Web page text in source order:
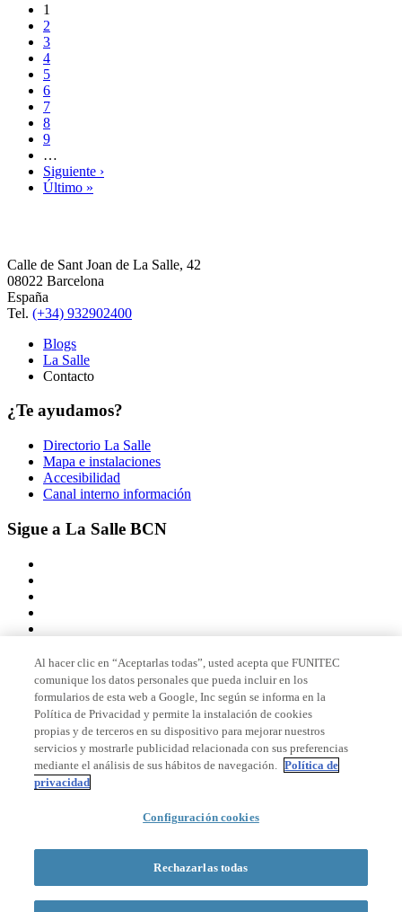
1
2
3
4
5
6
7
8
9
…
Siguiente ›
Último »
Calle de Sant Joan de La Salle, 42
08022 Barcelona
España
Tel. (+34) 932902400
Blogs
La Salle
Contacto
¿Te ayudamos?
Directorio La Salle
Mapa e instalaciones
Accesibilidad
Canal interno información
Sigue a La Salle BCN
Miembro de
Acreditaciones
© 2026 La Salle Campus Barcelona - URL |
Formulario de búsqueda
Al hacer clic en “Aceptarlas todas”, usted acepta que FUNITEC
comunique los datos personales que pueda incluir en los
formularios de esta web a Google, Inc según se informa en la
Política de Privacidad y permite la instalación de cookies
propias y de terceros en su dispositivo para mejorar nuestros
servicios y mostrarle publicidad relacionada con sus preferencias
mediante el análisis de sus hábitos de navegación. Política de
privacidad
Configuración cookies
Rechazarlas todas